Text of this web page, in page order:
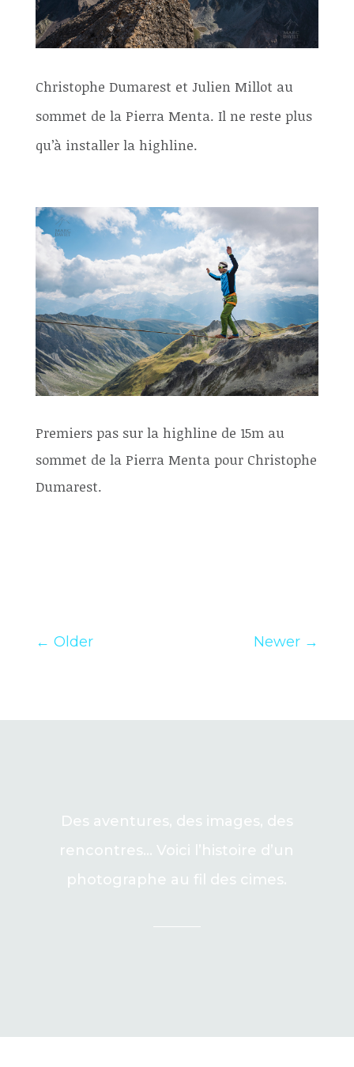
Christophe Dumarest et Julien Millot au
sommet de la Pierra Menta. Il ne reste plus
qu’à installer la highline.
Premiers pas sur la highline de 15m au
sommet de la Pierra Menta pour Christophe
Dumarest.
← Older Newer →
Des aventures, des images, des
rencontres… Voici l’histoire d’un
photographe au fil des cimes.